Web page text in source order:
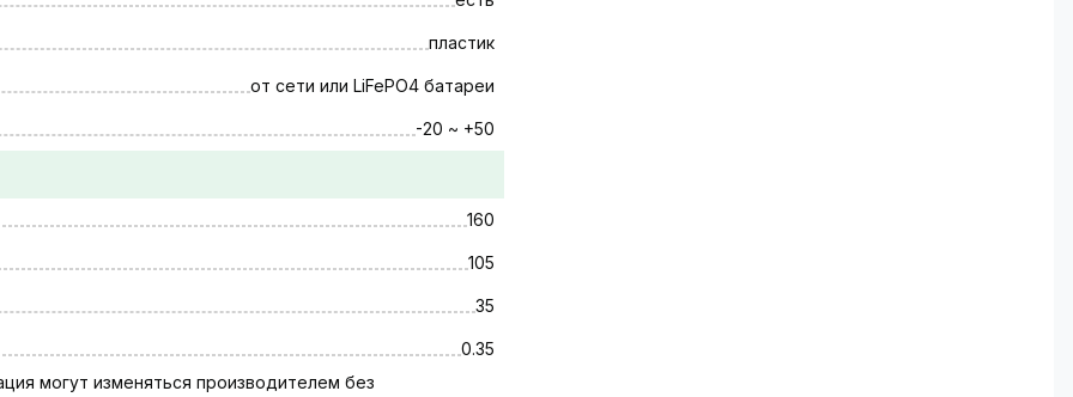
пластик
от сети или LiFePO4 батареи
-20 ~ +50
160
105
35
0.35
могут изменяться производителем без